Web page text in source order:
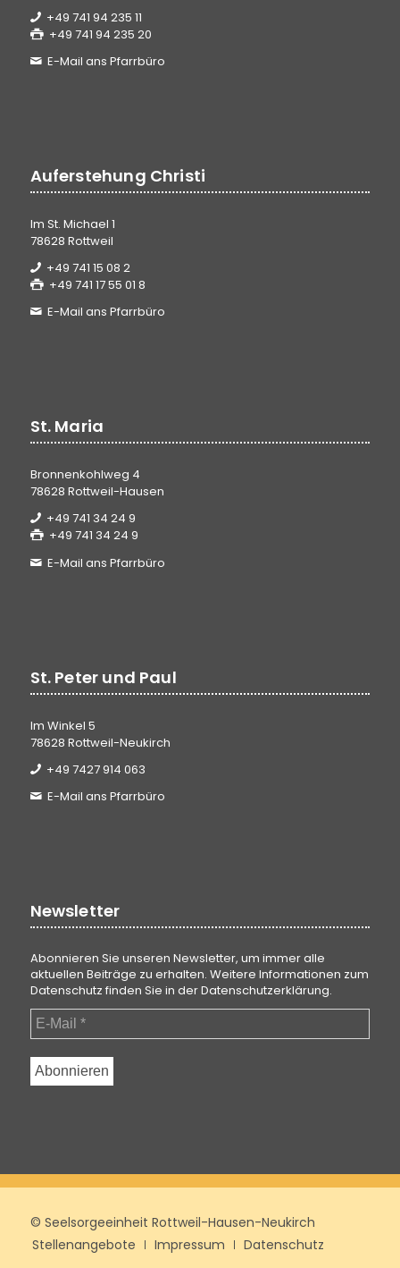
+49 741 94 235 11
+49 741 94 235 20
E-Mail ans Pfarrbüro
Auferstehung Christi
Im St. Michael 1
78628 Rottweil
+49 741 15 08 2
+49 741 17 55 01 8
E-Mail ans Pfarrbüro
St. Maria
Bronnenkohlweg 4
78628 Rottweil-Hausen
+49 741 34 24 9
+49 741 34 24 9
E-Mail ans Pfarrbüro
St. Peter und Paul
Im Winkel 5
78628 Rottweil-Neukirch
+49 7427 914 063
E-Mail ans Pfarrbüro
Newsletter
Abonnieren Sie unseren Newsletter, um immer alle
aktuellen Beiträge zu erhalten. Weitere Informationen zum
Datenschutz finden Sie in derDatenschutzerklärung.
© Seelsorgeeinheit Rottweil-Hausen-Neukirch
Stellenangebote
Impressum Datenschutz